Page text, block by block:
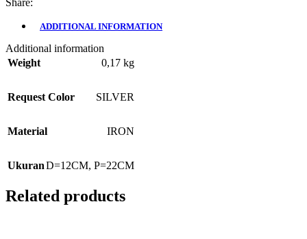
Share:
ADDITIONAL INFORMATION
Additional information
Weight
0,17 kg
Request Color SILVER
Material IRON
UkuranD=12CM, P=22CM
Related products